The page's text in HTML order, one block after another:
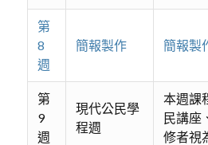
第
8
週
簡報製作 簡報製
第
9
週
現代公民學
程週
本週課
民講座
修者視